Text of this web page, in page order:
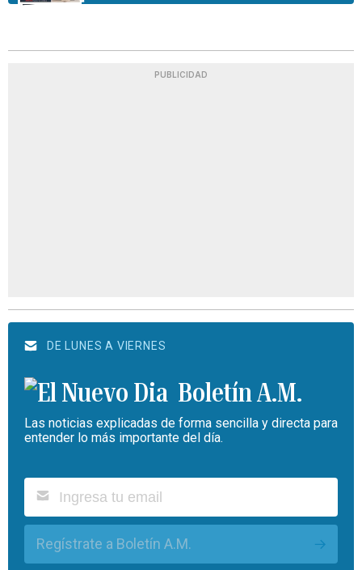
PUBLICIDAD
DE LUNES A VIERNES
Boletín A.M.
Las noticias explicadas de forma sencilla y directa para
entender lo más importante del día.
Regístrate a Boletín A.M.